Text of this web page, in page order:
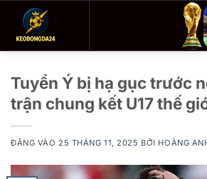
Tuyển Ý bị hạ gục trước
trận chung kết U17 thế
ĐĂNG VÀO25 THÁNG 11, 2025 BỞI HOÀNG